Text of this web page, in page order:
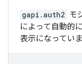
gapi.auth2 モ
によって自動的
表示になっていま